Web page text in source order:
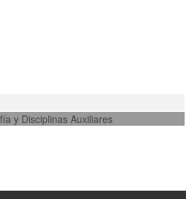
y Disciplinas Auxiliares